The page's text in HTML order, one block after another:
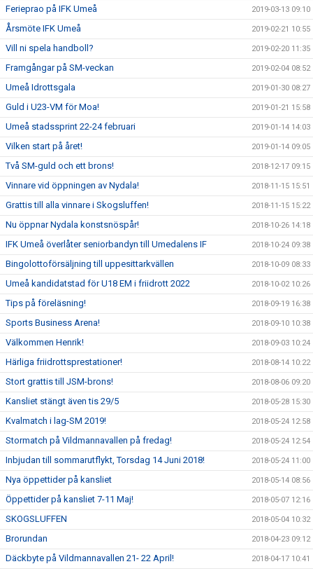
Ferieprao på IFK Umeå 2019-03-13 09:10
Årsmöte IFK Umeå 2019-02-21 10:55
Vill ni spela handboll? 2019-02-20 11:35
Framgångar på SM-veckan 2019-02-04 08:52
Umeå Idrottsgala 2019-01-30 08:27
Guld i U23-VM för Moa! 2019-01-21 15:58
Umeå stadssprint 22-24 februari 2019-01-14 14:03
Vilken start på året! 2019-01-14 09:05
Två SM-guld och ett brons! 2018-12-17 09:15
Vinnare vid öppningen av Nydala! 2018-11-15 15:51
Grattis till alla vinnare i Skogsluffen! 2018-11-15 15:22
Nu öppnar Nydala konstsnöspår! 2018-10-26 14:18
IFK Umeå överlåter seniorbandyn till Umedalens IF 2018-10-24 09:38
Bingolottoförsäljning till uppesittarkvällen 2018-10-09 08:33
Umeå kandidatstad för U18 EM i friidrott 2022 2018-10-02 10:26
Tips på föreläsning! 2018-09-19 16:38
Sports Business Arena! 2018-09-10 10:38
Välkommen Henrik! 2018-09-03 10:24
Härliga friidrottsprestationer! 2018-08-14 10:22
Stort grattis till JSM-brons! 2018-08-06 09:20
Kansliet stängt även tis 29/5 2018-05-28 15:30
Kvalmatch i lag-SM 2019! 2018-05-24 12:58
Stormatch på Vildmannavallen på fredag! 2018-05-24 12:54
Inbjudan till sommarutflykt, Torsdag 14 Juni 2018! 2018-05-24 11:00
Nya öppettider på kansliet 2018-05-14 08:56
Öppettider på kansliet 7-11 Maj! 2018-05-07 12:16
SKOGSLUFFEN 2018-05-04 10:32
Brorundan 2018-04-23 09:12
Däckbyte på Vildmannavallen 21- 22 April! 2018-04-17 10:41